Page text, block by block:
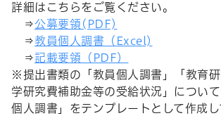
詳細はこちらをご覧ください。
⇒公募要領(PDF)
⇒教員個人調書（Excel)
⇒記載要領（PDF）
※提出書類の「教員個人調書」「教育
学研究費補助金等の受給状況」につい
個人調書」をテンプレートとして作成し